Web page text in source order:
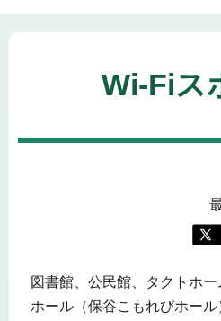
Wi-Fiス
図書館、公民館、タクトホ
ホール（保谷こもれびホー